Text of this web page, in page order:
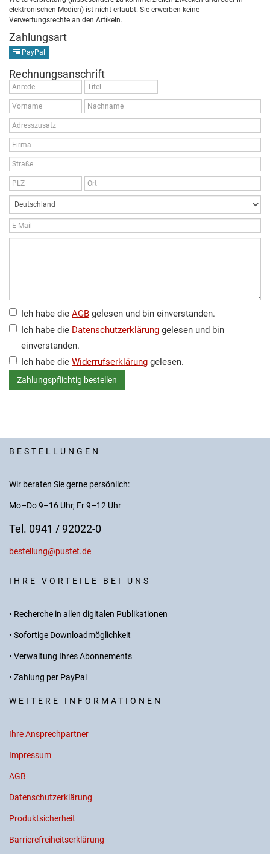
elektronischen Medien) ist nicht erlaubt. Sie erwerben keine
Verwertungsrechte an den Artikeln.
Zahlungsart
PayPal
Rechnungsanschrift
Ich habe die AGB gelesen und bin einverstanden.
Ich habe die Datenschutzerklärung gelesen und bin
einverstanden.
Ich habe die Widerrufserklärung gelesen.
BESTELLUNGEN
Wir beraten Sie gerne persönlich:
Mo–Do 9–16 Uhr, Fr 9–12 Uhr
Tel. 0941 / 92022-0
bestellung@pustet.de
IHRE VORTEILE BEI UNS
• Recherche in allen digitalen Publikationen
• Sofortige Downloadmöglichkeit
• Verwaltung Ihres Abonnements
• Zahlung per PayPal
WEITERE INFORMATIONEN
Ihre Ansprechpartner
Impressum
AGB
Datenschutzerklärung
Produktsicherheit
Barrierefreiheitserklärung